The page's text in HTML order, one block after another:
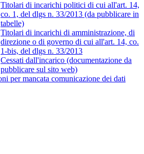
Titolari di incarichi politici di cui all'art. 14,
co. 1, del dlgs n. 33/2013 (da pubblicare in
tabelle)
Titolari di incarichi di amministrazione, di
direzione o di governo di cui all'art. 14, co.
1-bis, del dlgs n. 33/2013
Cessati dall'incarico (documentazione da
pubblicare sul sito web)
per mancata comunicazione dei dati